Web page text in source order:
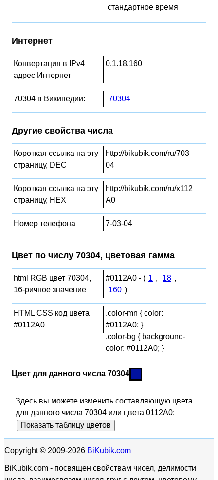
стандартное время
Интернет
Конвертация в IPv4
адрес Интернет
0.1.18.160
70304 в Википедии: 70304
Другие свойства числа
Короткая ссылка на эту
страницу, DEC
http://bikubik.com/ru/703
04
Короткая ссылка на эту
страницу, HEX
http://bikubik.com/ru/x112
A0
Номер телефона 7-03-04
Цвет по числу 70304, цветовая гамма
html RGB цвет 70304,
16-ричное значение
#0112A0 - ( 1 , 18 ,
160 )
HTML CSS код цвета
#0112A0
.color-mn { color:
#0112A0; }
.color-bg { background-
color: #0112A0; }
Цвет для данного числа 70304
Здесь вы можете изменить составляющую цвета
для данного числа 70304 или цвета 0112A0:
Показать таблицу цветов
Copyright © 2009-2026 BiKubik.com
BiKubik.com - посвящен свойствам чисел, делимости